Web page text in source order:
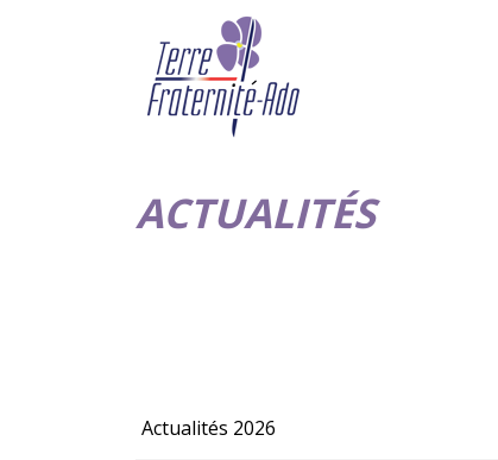
ACTUALITÉS
Actualités 2026